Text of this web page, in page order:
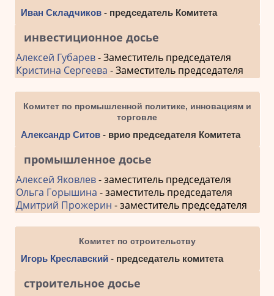
Иван Складчиков- председатель Комитета
инвестиционное досье
Алексей Губарев- Заместитель председателя
Кристина Сергеева - Заместитель председателя
Комитет по промышленной политике, инновациям и
торговле
Александр Ситов- врио председателя Комитета
промышленное досье
Алексей Яковлев- заместитель председателя
Ольга Горышина - заместитель председателя
Дмитрий Прожерин - заместитель председателя
Комитет по строительству
Игорь Креславский - председатель комитета
строительное досье